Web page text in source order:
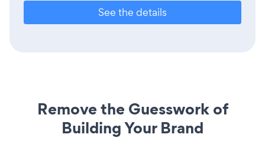
See the details
Remove the Guesswork of
Building Your Brand